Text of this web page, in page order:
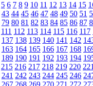
5 6 7 8 9 10 11 12 13 14 15
43 44 45 46 47 48 49 50 51
79 80 81 82 83 84 85 86 87
111 112 113 114 115 116 117
137 138 139 140 141 142
163 164 165 166 167 168
189 190 191 192 193 194
215 216 217 218 219 220
241 242 243 244 245 246
267 268 269 270 271 272